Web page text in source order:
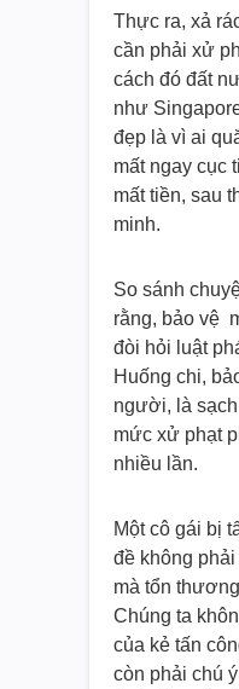
Thực ra, xả
cần phải xử
cách đó đất
như
đẹp là vì ai
mất ngay cục
mất tiền, sau
minh.
So sánh
rằng, bảo vệ
đòi hỏi luật
Huống chi,
người, là
mức xử phạt
nhiều lần.
Một cô gái bị
đề không
mà tổn
Chúng ta
của kẻ tấn
còn phải chú